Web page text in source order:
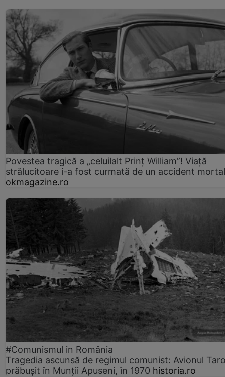
Povestea tragică a „celuilalt Prinț William”! Viață
strălucitoare i-a fost curmată de un accident mortal
okmagazine.ro
#Comunismul in România
Tragedia ascunsă de regimul comunist: Avionul
prăbușit în Munții Apuseni, în 1970 historia.ro